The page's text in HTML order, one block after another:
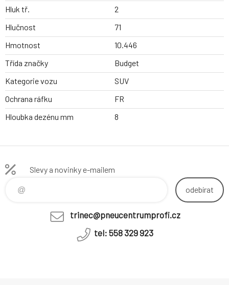
Hluk tř.
2
Hlučnost
71
Hmotnost
10.446
Třída značky
Budget
Kategorie vozu
SUV
Ochrana ráfku
FR
Hloubka dezénu mm
8
Slevy a novinky e-mailem
odebírat
trinec@pneucentrumprofi.cz
tel: 558 329 923